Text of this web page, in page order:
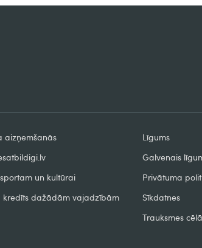
aizņemšanās
un kultūrai
kredīts dažādām vajadzībām
Līgums
Galvenais
Privātuma
Sīkdatnes
Trauksmes